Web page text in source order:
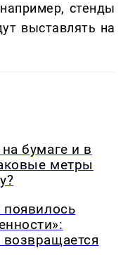
стенды
выставлять на
бумаге и в
метры
появилось